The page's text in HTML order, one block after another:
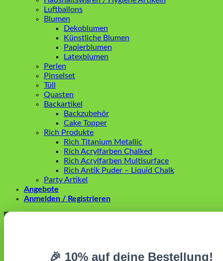
Luftballons
Blumen
Dekoblumen
Künstliche Blumen
Papierblumen
Latexblumen
Perlen
Pinselset
Tüll
Quasten
Backartikel
Backzubehör
Cake Topper
Rich Produkte
Rich Titanium Metallic
Rich Acrylfarben Chalked
Rich Acrylfarben Multisurface
Rich Antik Puder – Liquid Chalk
Party Artikel
Angebote
Anmelden / Registrieren
🎉 10% auf deine Bestellung!
Anmelden